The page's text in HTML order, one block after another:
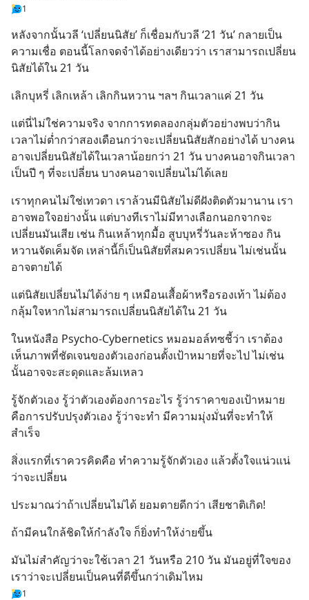
1
หลังจากนั้นวลี ‘เปลี่ยนนิสัย’ ก็เชื่อมกับวลี ‘21 วัน’ กลายเป็น
ความเชื่อ ตอนนี้โลกจดจำได้อย่างเดียวว่า เราสามารถเปลี่ยน
นิสัยได้ใน 21 วัน
เลิกบุหรี่ เลิกเหล้า เลิกกินหวาน ฯลฯ กินเวลาแค่ 21 วัน
แต่นี่ไม่ใช่ความจริง จากการทดลองกลุ่มตัวอย่างพบว่ากิน
เวลาไม่ต่ำกว่าสองเดือนกว่าจะเปลี่ยนนิสัยสักอย่างได้ บางคน
อาจเปลี่ยนนิสัยได้ในเวลาน้อยกว่า 21 วัน บางคนอาจกินเวลา
เป็นปี ๆ ที่จะเปลี่ยน บางคนอาจเปลี่ยนไม่ได้เลย
เราทุกคนไม่ใช่เทวดา เราล้วนมีนิสัยไม่ดีฝังติดตัวมานาน เรา
อาจพอใจอย่างนั้น แต่บางทีเราไม่มีทางเลือกนอกจากจะ
เปลี่ยนมันเสีย เช่น กินเหล้าทุกมื้อ สูบบุหรี่วันละห้าซอง กิน
หวานจัดเค็มจัด เหล่านี้ก็เป็นนิสัยที่สมควรเปลี่ยน ไม่เช่นนั้น
อาจตายได้
แต่นิสัยเปลี่ยนไม่ได้ง่าย ๆ เหมือนเสื้อผ้าหรือรองเท้า ไม่ต้อง
กลุ้มใจหากไม่สามารถเปลี่ยนนิสัยได้ใน 21 วัน
ในหนังสือ Psycho-Cybernetics หมอมอล์ทซชี้ว่า เราต้อง
เห็นภาพที่ชัดเจนของตัวเองก่อนตั้งเป้าหมายที่จะไป ไม่เช่น
นั้นอาจจะสะดุดและล้มเหลว
รู้จักตัวเอง รู้ว่าตัวเองต้องการอะไร รู้ว่าราคาของเป้าหมาย
คือการปรับปรุงตัวเอง รู้ว่าจะทำ มีความมุ่งมั่นที่จะทำให้
สำเร็จ
สิ่งแรกที่เราควรคิดคือ ทำความรู้จักตัวเอง แล้วตั้งใจแน่วแน่
ว่าจะเปลี่ยน
ประมาณว่าถ้าเปลี่ยนไม่ได้ ยอมตายดีกว่า เสียชาติเกิด!
ถ้ามีคนใกล้ชิดให้กำลังใจ ก็ยิ่งทำให้ง่ายขึ้น
มันไม่สำคัญว่าจะใช้เวลา 21 วันหรือ 210 วัน มันอยู่ที่ใจของ
เราว่าจะเปลี่ยนเป็นคนที่ดีขึ้นกว่าเดิมไหม
1